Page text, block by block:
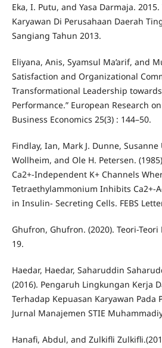
Eka, I. Putu, and Yasa Darmaja.
Karyawan Di Perusahaan Daerah
Sangiang Tahun 2013.
Eliyana, Anis, Syamsul Ma’arif, and
Satisfaction and Organizational
Transformational Leadership
Performance.” European Research
Business Economics 25(3) : 144–50.
Findlay, Ian, Mark J. Dunne, Susanne
Wollheim, and Ole H. Petersen.
Ca2+-Independent K+ Channels
Tetraethylammonium Inhibits Ca2+-
in Insulin- Secreting Cells. FEBS
Ghufron, Ghufron. (2020). Teori-
19.
Haedar, Haedar, Saharuddin
(2016). Pengaruh Lingkungan Kerja
Terhadap Kepuasan Karyawan Pada
Jurnal Manajemen STIE
Hanafi, Abdul, and Zulkifli